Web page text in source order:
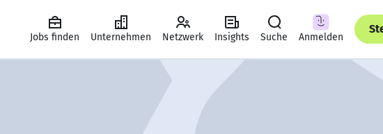
Jobs finden Unternehmen Netzwerk Insights Suche Anmelden